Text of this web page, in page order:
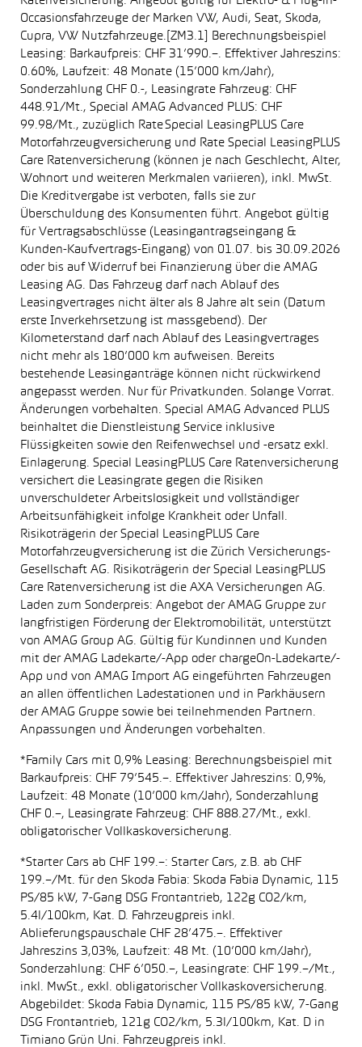
Occasionsfahrzeuge der Marken VW, Audi, Seat, Skoda,
Cupra, VW Nutzfahrzeuge.[ZM3.1] Berechnungsbeispiel
Leasing: Barkaufpreis: CHF 31’990.–. Effektiver Jahreszins:
0.60%, Laufzeit: 48 Monate (15’000 km/Jahr),
Sonderzahlung CHF 0.-, Leasingrate Fahrzeug: CHF
448.91/Mt., Special AMAG Advanced PLUS: CHF
99.98/Mt., zuzüglich Rate Special LeasingPLUS Care
Motorfahrzeugversicherung und Rate Special LeasingPLUS
Care Ratenversicherung (können je nach Geschlecht, Alter,
Wohnort und weiteren Merkmalen variieren), inkl. MwSt.
Die Kreditvergabe ist verboten, falls sie zur
Überschuldung des Konsumenten führt. Angebot gültig
für Vertragsabschlüsse (Leasingantragseingang &
Kunden-Kaufvertrags-Eingang) von 01.07. bis 30.09.2026
oder bis auf Widerruf bei Finanzierung über die AMAG
Leasing AG. Das Fahrzeug darf nach Ablauf des
Leasingvertrages nicht älter als 8 Jahre alt sein (Datum
erste Inverkehrsetzung ist massgebend). Der
Kilometerstand darf nach Ablauf des Leasingvertrages
nicht mehr als 180’000 km aufweisen. Bereits
bestehende Leasinganträge können nicht rückwirkend
angepasst werden. Nur für Privatkunden. Solange Vorrat.
Änderungen vorbehalten. Special AMAG Advanced PLUS
beinhaltet die Dienstleistung Service inklusive
Flüssigkeiten sowie den Reifenwechsel und -ersatz exkl.
Einlagerung. Special LeasingPLUS Care Ratenversicherung
versichert die Leasingrate gegen die Risiken
unverschuldeter Arbeitslosigkeit und vollständiger
Arbeitsunfähigkeit infolge Krankheit oder Unfall.
Risikoträgerin der Special LeasingPLUS Care
Motorfahrzeugversicherung ist die Zürich Versicherungs-
Gesellschaft AG. Risikoträgerin der Special LeasingPLUS
Care Ratenversicherung ist die AXA Versicherungen AG.
Laden zum Sonderpreis: Angebot der AMAG Gruppe zur
langfristigen Förderung der Elektromobilität, unterstützt
von AMAG Group AG. Gültig für Kundinnen und Kunden
mit der AMAG Ladekarte/-App oder chargeOn-Ladekarte/-
App und von AMAG Import AG eingeführten Fahrzeugen
an allen öffentlichen Ladestationen und in Parkhäusern
der AMAG Gruppe sowie bei teilnehmenden Partnern.
Anpassungen und Änderungen vorbehalten.
*Family Cars mit 0,9% Leasing: Berechnungsbeispiel mit
Barkaufpreis: CHF 79’545.–. Effektiver Jahreszins: 0,9%,
Laufzeit: 48 Monate (10’000 km/Jahr), Sonderzahlung
CHF 0.–, Leasingrate Fahrzeug: CHF 888.27/Mt., exkl.
obligatorischer Vollkaskoversicherung.
*Starter Cars ab CHF 199.–: Starter Cars, z.B. ab CHF
199.–/Mt. für den Skoda Fabia: Skoda Fabia Dynamic, 115
PS/85 kW, 7-Gang DSG Frontantrieb, 122g CO2/km,
5.4l/100km, Kat. D. Fahrzeugpreis inkl.
Ablieferungspauschale CHF 28’475.–. Effektiver
Jahreszins 3,03%, Laufzeit: 48 Mt. (10’000 km/Jahr),
Sonderzahlung: CHF 6’050.–, Leasingrate: CHF 199.–/Mt.,
inkl. MwSt., exkl. obligatorischer Vollkaskoversicherung.
Abgebildet: Skoda Fabia Dynamic, 115 PS/85 kW, 7-Gang
DSG Frontantrieb, 121g CO2/km, 5.3l/100km, Kat. D in
Timiano Grün Uni. Fahrzeugpreis inkl.